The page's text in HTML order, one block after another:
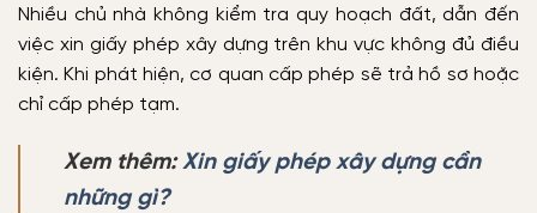
Nhiều chủ nhà không kiểm tra quy hoạch đất, dẫn đến
việc xin giấy phép xây dựng trên khu vực không đủ điều
kiện. Khi phát hiện, cơ quan cấp phép sẽ trả hồ sơ hoặc
chỉ cấp phép tạm.
Xem thêm:Xin giấy phép xây dựng cần
những gì?